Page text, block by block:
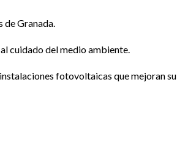
de Granada.
cuidado del medio ambiente.
fotovoltaicas que mejoran su